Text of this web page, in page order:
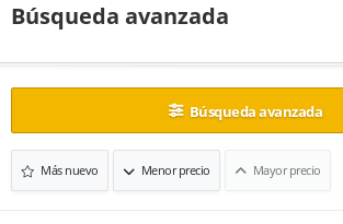
Búsqueda avanzada
Búsqueda avanzada
Más nuevo Menor precio Mayor precio